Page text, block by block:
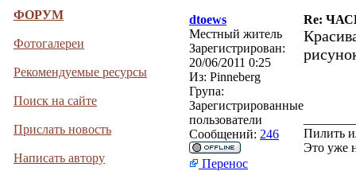
ФОРУМ
Фотогалереи
Рекомендуемые ресурсы
Поиск на сайте
Прислать новость
Написать автору
dtoews
Re:
Местный житель
Зарегистрирован:
20/06/2011 0:25
Из: Pinneberg
Група:
Зарегистрированные
пользователи
Сообщений: 246
Пилить
Это уже
Перенос